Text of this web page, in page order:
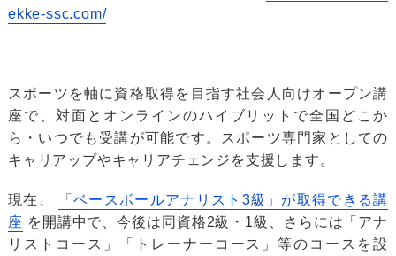
ekke-ssc.com/
スポーツを軸に資格取得を目指す社会人向けオープン講
座で、対面とオンラインのハイブリットで全国どこか
ら・いつでも受講が可能です。スポーツ専門家としての
キャリアップやキャリアチェンジを支援します。
現在、
「ベースボールアナリスト3級」が取得できる講
座 を開講中で、今後は同資格2級・1級、さらには「アナ
リストコース」「トレーナーコース」等のコースを設